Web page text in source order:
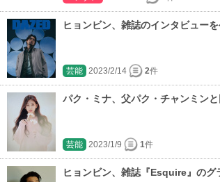
ヒョンビン、雑誌のインタビュー
芸能 2023/2/14 2件
パク・ミナ、父パク・チャンミン
芸能 2023/1/9 1件
ヒョンビン、雑誌『Esquire』のグ